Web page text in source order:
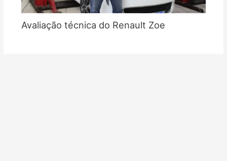
Avaliação técnica do Renault Zoe